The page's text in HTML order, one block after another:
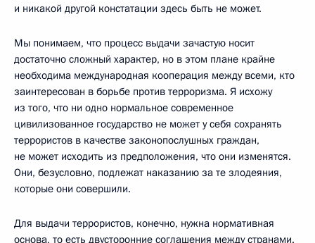
и никакой другой констатации здесь быть не может.
Мы понимаем, что процесс выдачи зачастую носит
достаточно сложный характер, но в этом плане крайне
необходима международная кооперация между всеми, кто
заинтересован в борьбе против терроризма. Я исхожу
из того, что ни одно нормальное современное
цивилизованное государство не может у себя сохранять
террористов в качестве законопослушных граждан,
не может исходить из предположения, что они изменятся.
Они, безусловно, подлежат наказанию за те злодеяния,
которые они совершили.
Для выдачи террористов, конечно, нужна нормативная
основа, то есть двусторонние соглашения между странами.